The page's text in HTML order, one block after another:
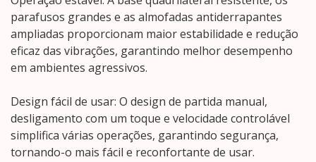
parafusos grandes e as almofadas antiderrapantes
ampliadas proporcionam maior estabilidade e redução
eficaz das vibrações, garantindo melhor desempenho
em ambientes agressivos.
Design fácil de usar: O design de partida manual,
desligamento com um toque e velocidade controlável
simplifica várias operações, garantindo segurança,
tornando-o mais fácil e reconfortante de usar.